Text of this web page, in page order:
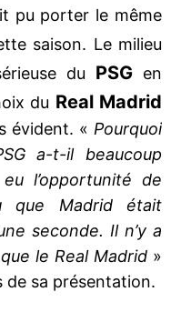
pu porter le même
saison. Le milieu
du PSGen
du Real Madrid
évident. « Pourquoi
a-t-il beaucoup
l’opportunité de
que Madrid était
seconde. Il n’y a
le Real Madrid »
de sa présentation.